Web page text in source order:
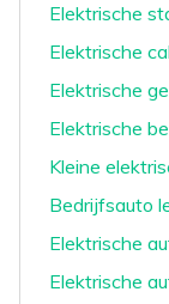
Elektrische
Elektrische
Elektrische
Elektrische
Kleine
Bedrijfsauto
Elektrische
Elektrische